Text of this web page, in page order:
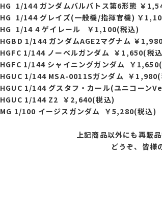
HG 1/144 ガンダムバルバトス第6形態 ￥
HG 1/144 グレイズ(一般機/指揮官機) ￥
HG 1/14 4 ゲイレール ￥1,100(税込)
HGBD 1/144 ガンダムAGE2マグナム ￥
HGFC 1/144 ノーベルガンダム ￥1,650(税
HGFC 1/144 シャイニングガンダム ￥
HGUC 1/144 MSA-0011Sガンダム ￥1,980(
HGUC 1/144 グスタフ・カール(ユニコーン
HGUC 1/144 Z2 ￥2,640(税込)
MG 1/100 イージスガンダム ￥5,280(税込)
上記商品以外にも再販
どうぞ、皆様